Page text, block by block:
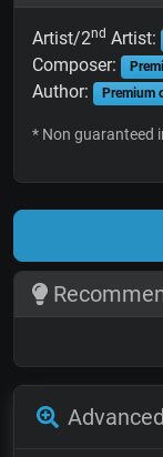
Artist/2nd Artist:
Composer:
Author: Premium
* Non guaranteed